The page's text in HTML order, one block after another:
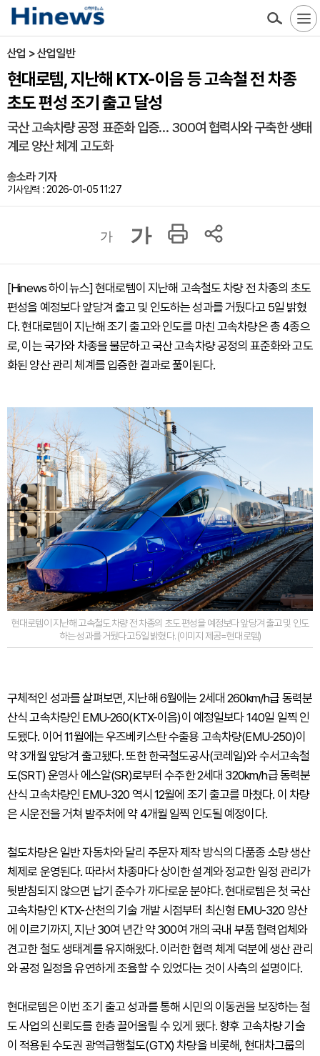
산업 > 산업일반
현대로템, 지난해 KTX-이음 등 고속철 전 차종
초도 편성 조기 출고 달성
국산 고속차량 공정 표준화 입증… 300여 협력사와 구축한 생태
계로 양산 체계 고도화
송소라 기자
기사입력 : 2026-01-05 11:27
가 가
[Hinews 하이뉴스] 현대로템이 지난해 고속철도 차량 전 차종의 초도
편성을 예정보다 앞당겨 출고 및 인도하는 성과를 거뒀다고 5일 밝혔
다. 현대로템이 지난해 조기 출고와 인도를 마친 고속차량은 총 4종으
로, 이는 국가와 차종을 불문하고 국산 고속차량 공정의 표준화와 고도
화된 양산 관리 체계를 입증한 결과로 풀이된다.
현대로템이 지난해 고속철도 차량 전 차종의 초도 편성을 예정보다 앞당겨 출고 및 인도
하는 성과를 거뒀다고 5일 밝혔다. (이미지 제공=현대로템)
구체적인 성과를 살펴보면, 지난해 6월에는 2세대 260km/h급 동력분
산식 고속차량인 EMU-260(KTX-이음)이 예정일보다 140일 일찍 인
도됐다. 이어 11월에는 우즈베키스탄 수출용 고속차량(EMU-250)이
약 3개월 앞당겨 출고됐다. 또한 한국철도공사(코레일)와 수서고속철
도(SRT) 운영사 에스알(SR)로부터 수주한 2세대 320km/h급 동력분
산식 고속차량인 EMU-320 역시 12월에 조기 출고를 마쳤다. 이 차량
은 시운전을 거쳐 발주처에 약 4개월 일찍 인도될 예정이다.
철도차량은 일반 자동차와 달리 주문자 제작 방식의 다품종 소량 생산
체제로 운영된다. 따라서 차종마다 상이한 설계와 정교한 일정 관리가
뒷받침되지 않으면 납기 준수가 까다로운 분야다. 현대로템은 첫 국산
고속차량인 KTX-산천의 기술 개발 시점부터 최신형 EMU-320 양산
에 이르기까지, 지난 30여 년간 약 300여 개의 국내 부품 협력업체와
견고한 철도 생태계를 유지해왔다. 이러한 협력 체계 덕분에 생산 관리
와 공정 일정을 유연하게 조율할 수 있었다는 것이 사측의 설명이다.
현대로템은 이번 조기 출고 성과를 통해 시민의 이동권을 보장하는 철
도 사업의 신뢰도를 한층 끌어올릴 수 있게 됐다. 향후 고속차량 기술
이 적용된 수도권 광역급행철도(GTX) 차량을 비롯해, 현대차그룹의